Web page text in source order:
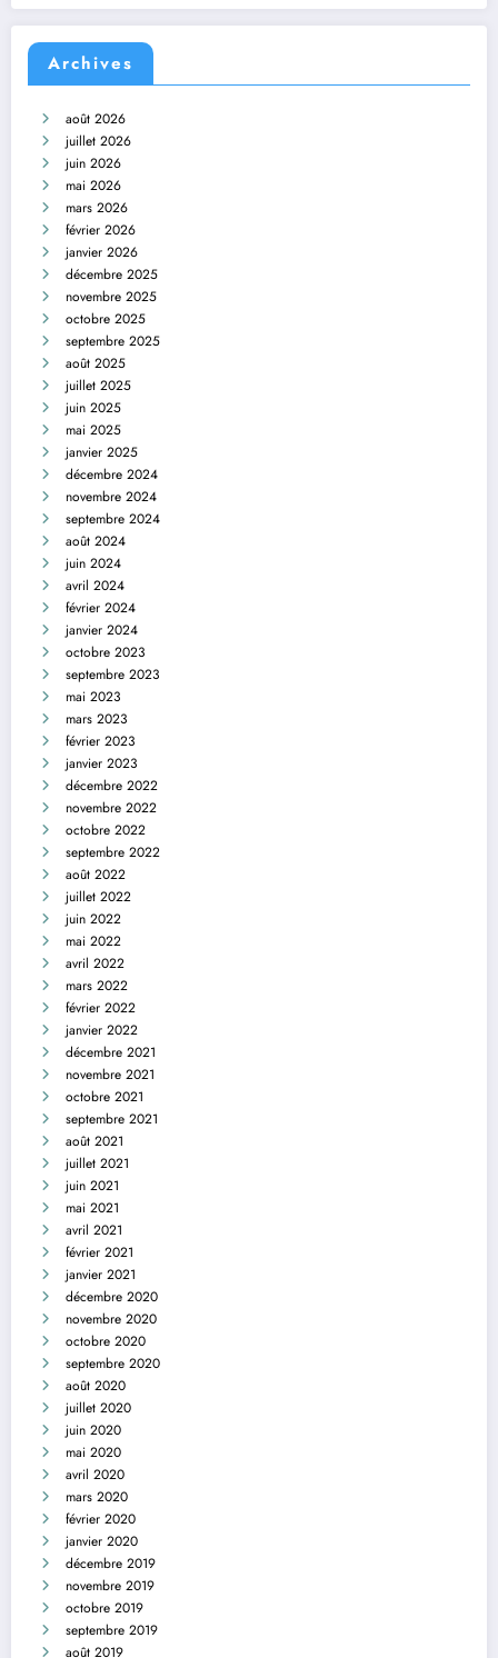
Archives
août 2026
juillet 2026
juin 2026
mai 2026
mars 2026
février 2026
janvier 2026
décembre 2025
novembre 2025
octobre 2025
septembre 2025
août 2025
juillet 2025
juin 2025
mai 2025
janvier 2025
décembre 2024
novembre 2024
septembre 2024
août 2024
juin 2024
avril 2024
février 2024
janvier 2024
octobre 2023
septembre 2023
mai 2023
mars 2023
février 2023
janvier 2023
décembre 2022
novembre 2022
octobre 2022
septembre 2022
août 2022
juillet 2022
juin 2022
mai 2022
avril 2022
mars 2022
février 2022
janvier 2022
décembre 2021
novembre 2021
octobre 2021
septembre 2021
août 2021
juillet 2021
juin 2021
mai 2021
avril 2021
février 2021
janvier 2021
décembre 2020
novembre 2020
octobre 2020
septembre 2020
août 2020
juillet 2020
juin 2020
mai 2020
avril 2020
mars 2020
février 2020
janvier 2020
décembre 2019
novembre 2019
octobre 2019
septembre 2019
août 2019